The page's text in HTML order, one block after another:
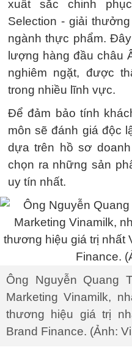
xuất sắc chinh
Selection - giải
ngành thực phẩm.
lượng hàng đầu châu
nghiêm ngặt, được
trong nhiều lĩnh vực.
Để đảm bảo tính
môn sẽ đánh giá độc
dựa trên hồ sơ
chọn ra những sản
uy tín nhất.
Ông Nguyễn Quang
Marketing Vinamilk,
thương hiệu giá trị
Brand Finance. (Ảnh: